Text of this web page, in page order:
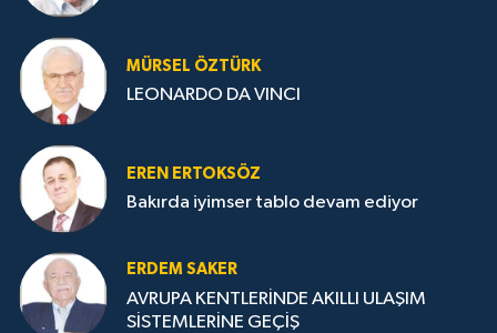
MÜRSEL ÖZTÜRK
LEONARDO DA VINCI
EREN ERTOKSÖZ
Bakırda iyimser tablo devam ediyor
ERDEM SAKER
AVRUPA KENTLERİNDE AKILLI ULAŞIM
SİSTEMLERİNE GEÇİŞ